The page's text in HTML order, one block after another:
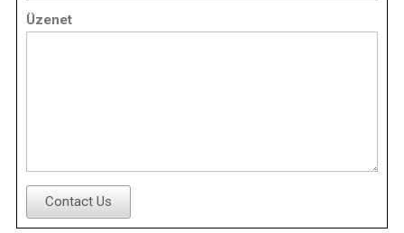
Üzenet
Contact Us